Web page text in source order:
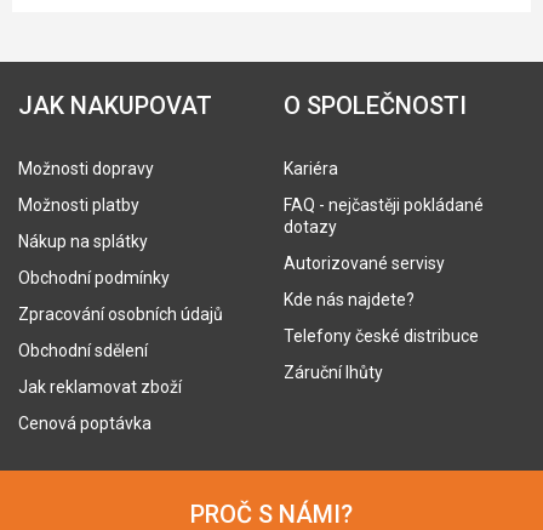
JAK NAKUPOVAT
Možnosti dopravy
Možnosti platby
Nákup na splátky
Obchodní podmínky
Zpracování osobních údajů
Obchodní sdělení
Jak reklamovat zboží
Cenová poptávka
O SPOLEČNOSTI
Kariéra
FAQ - nejčastěji pokládané
dotazy
Autorizované servisy
Kde nás najdete?
Telefony české distribuce
Záruční lhůty
PROČ S NÁMI?